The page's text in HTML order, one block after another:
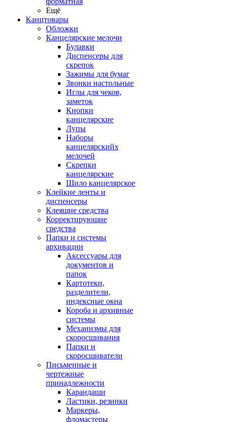
Ещё
Канцтовары
Обложки
Канцелярские мелочи
Булавки
Диспенсеры для
скрепок
Зажимы для бумаг
Звонки настольные
Иглы для чеков,
заметок
Кнопки
канцелярские
Лупы
Наборы
канцелярскийх
мелочей
Скрепки
канцелярские
Шило канцелярское
Клейкие ленты и
диспенсеры
Клеящие средства
Корректирующие
средства
Папки и системы
архивации
Аксессуары для
документов и
папок
Картотеки,
разделители,
индексные окна
Короба и архивные
системы
Механизмы для
скоросшивания
Папки и
скоросшиватели
Письменные и
чертежные
принадлежности
Карандаши
Ластики, резинки
Маркеры,
фломастеры